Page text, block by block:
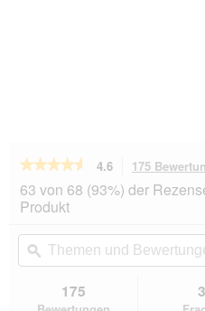
★★★★★
★★★★★
von
5
lesen
für
Integra
4.6 175
63 von 68 (93%) der
Produkt
Themen
und
Bewertungen
ϙ
175 3